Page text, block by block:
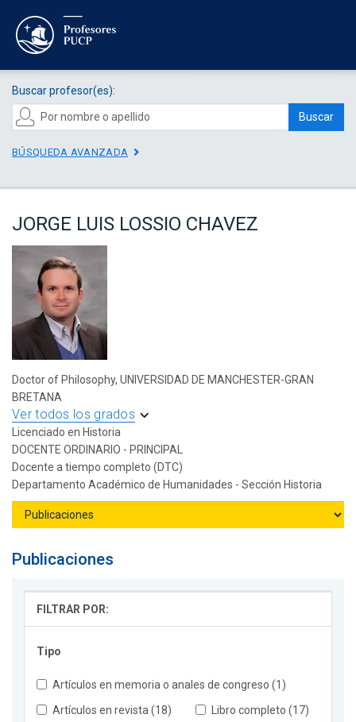
Buscar profesor(es):
Buscar
BÚSQUEDA AVANZADA
JORGE LUIS LOSSIO CHAVEZ
Doctor of Philosophy, UNIVERSIDAD DE MANCHESTER-GRAN
BRETANA
Ver todos los grados
Licenciado en Historia
DOCENTE ORDINARIO - PRINCIPAL
Docente a tiempo completo (DTC)
Departamento Académico de Humanidades - Sección Historia
Publicaciones
FILTRAR POR:
Tipo
Artículos en memoria o anales de congreso (1)
Artículos en revista (18)
Libro completo (17)